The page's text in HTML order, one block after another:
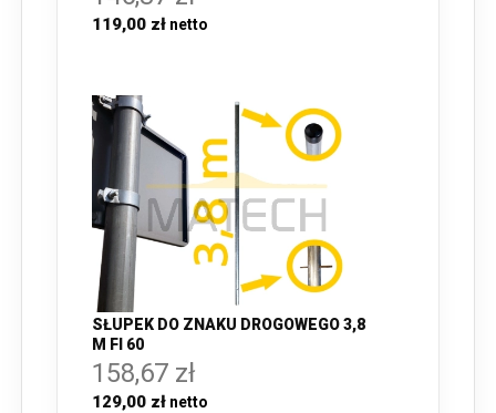
119,00 zł
SŁUPEK DO ZNAKU DROGOWEGO 3,8
M FI 60
158,67 zł
129,00 zł